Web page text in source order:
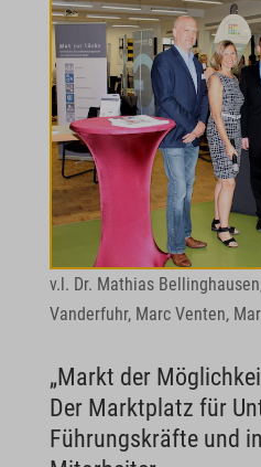
v.l. Dr. Mathias
Vanderfuhr, Marc Venten,
„Markt der
Der Marktplatz für
Führungskräfte und